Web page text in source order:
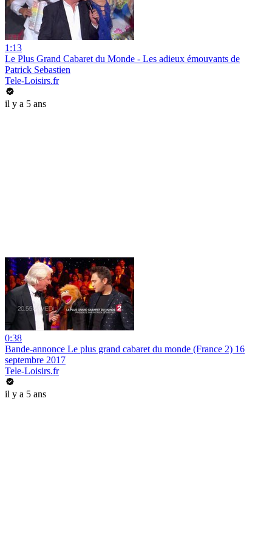
1:13
Le Plus Grand Cabaret du Monde - Les adieux émouvants de
Patrick Sebastien
Tele-Loisirs.fr
il y a 5 ans
0:38
Bande-annonce Le plus grand cabaret du monde (France 2) 16
septembre 2017
Tele-Loisirs.fr
il y a 5 ans